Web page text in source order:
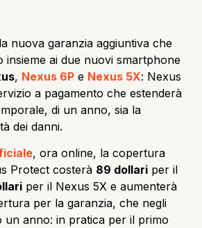
nuova garanzia aggiuntiva che
insieme ai due nuovi smartphone
, Nexus 6P e Nexus 5X: Nexus
a pagamento che estenderà
di un anno, sia la
dei danni.
, ora online, la copertura
Protect costerà 89 dollari per il
per il Nexus 5X e aumenterà
per la garanzia, che negli
un anno: in pratica per il primo